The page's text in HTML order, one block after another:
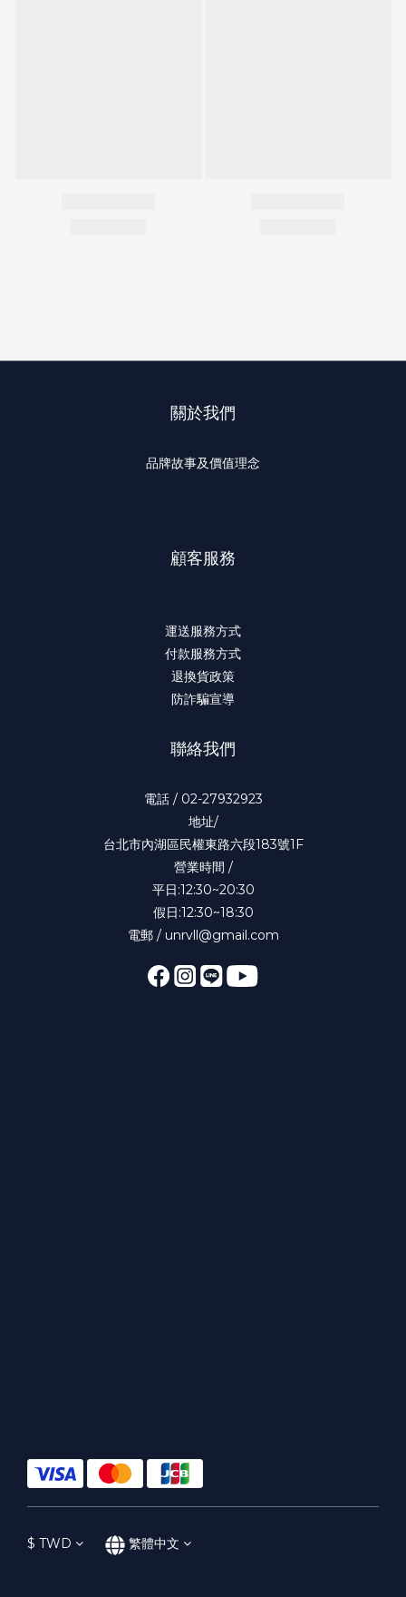
關於我們
品牌故事及價值理念
顧客服務
運送服務方式
付款服務方式
退換貨政策
防詐騙宣導
聯絡我們
電話 / 02-27932923
地址/
台北市內湖區民權東路六段183號1F
營業時間 /
平日:12:30~20:30
假日:12:30~18:30
電郵 / unrvll@gmail.com
$ TWD 繁體中文